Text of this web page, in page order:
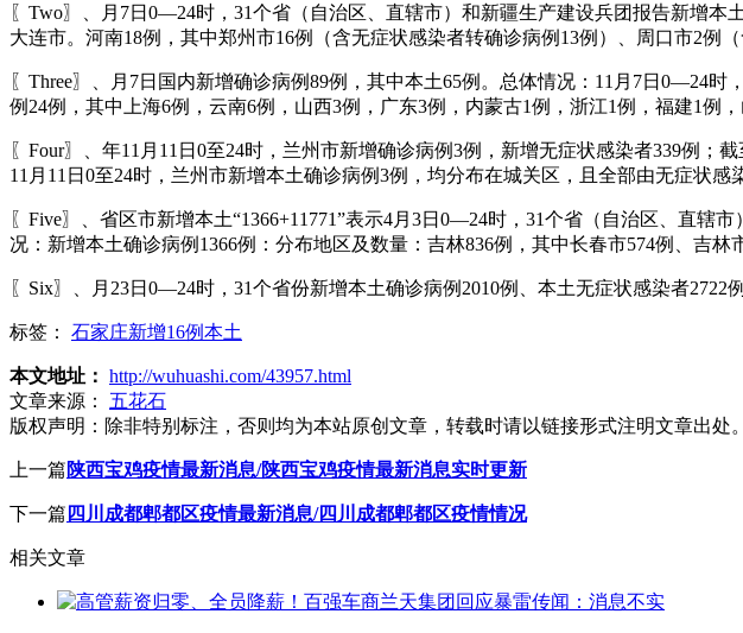
〖Two〗、月7日0—24时，31个省（自治区、直辖市）和新疆生产建设兵团报告新增
大连市。河南18例，其中郑州市16例（含无症状感染者转确诊病例13例）、周口市2例
〖Three〗、月7日国内新增确诊病例89例，其中本土65例。总体情况：11月7日0—24
例24例，其中上海6例，云南6例，山西3例，广东3例，内蒙古1例，浙江1例，福建1例，
〖Four〗、年11月11日0至24时，兰州市新增确诊病例3例，新增无症状感染者339例
11月11日0至24时，兰州市新增本土确诊病例3例，均分布在城关区，且全部由无症状感
〖Five〗、省区市新增本土“1366+11771”表示4月3日0—24时，31个省（自治区、直
况：新增本土确诊病例1366例：分布地区及数量：吉林836例，其中长春市574例、吉林
〖Six〗、月23日0—24时，31个省份新增本土确诊病例2010例、本土无症状感染者
标签： 石家庄新增16例本土
本文地址： http://wuhuashi.com/43957.html
文章来源：
五花石
版权声明： 除非特别标注，否则均为本站原创文章，转载时请以链接形式注明文章出处。
上一篇陕西宝鸡疫情最新消息/陕西宝鸡疫情最新消息实时更新
下一篇 四川成都郫都区疫情最新消息/四川成都郫都区疫情情况
相关文章